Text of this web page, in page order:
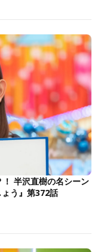
半沢直樹の名シーン
う』第372話